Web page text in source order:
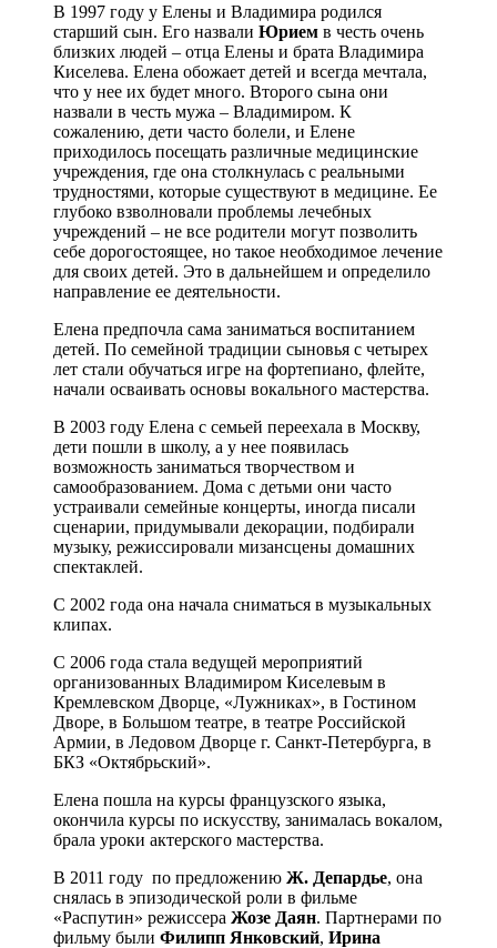
В 1997 году у Елены и Владимира родился
старший сын. Его назвали Юрием в честь очень
близких людей – отца Елены и брата Владимира
Киселева. Елена обожает детей и всегда мечтала,
что у нее их будет много. Второго сына они
назвали в честь мужа – Владимиром. К
сожалению, дети часто болели, и Елене
приходилось посещать различные медицинские
учреждения, где она столкнулась с реальными
трудностями, которые существуют в медицине. Ее
глубоко взволновали проблемы лечебных
учреждений – не все родители могут позволить
себе дорогостоящее, но такое необходимое лечение
для своих детей. Это в дальнейшем и определило
направление ее деятельности.
Елена предпочла сама заниматься воспитанием
детей. По семейной традиции сыновья с четырех
лет стали обучаться игре на фортепиано, флейте,
начали осваивать основы вокального мастерства.
В 2003 году Елена с семьей переехала в Москву,
дети пошли в школу, а у нее появилась
возможность заниматься творчеством и
самообразованием. Дома с детьми они часто
устраивали семейные концерты, иногда писали
сценарии, придумывали декорации, подбирали
музыку, режиссировали мизансцены домашних
спектаклей.
С 2002 года она начала сниматься в музыкальных
клипах.
С 2006 года стала ведущей мероприятий
организованных Владимиром Киселевым в
Кремлевском Дворце, «Лужниках», в Гостином
Дворе, в Большом театре, в театре Российской
Армии, в Ледовом Дворце г. Санкт-Петербурга, в
БКЗ «Октябрьский».
Елена пошла на курсы французского языка,
окончила курсы по искусству, занималась вокалом,
брала уроки актерского мастерства.
В 2011 году по предложению Ж. Депардье, она
снялась в эпизодической роли в фильме
«Распутин» режиссера Жозе Даян. Партнерами по
фильму были Филипп Янковский, Ирина